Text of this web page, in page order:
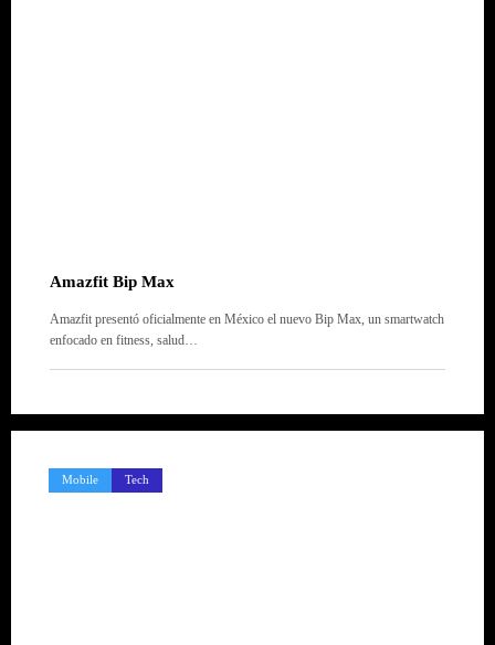
Amazfit Bip Max
Amazfit presentó oficialmente en México el nuevo Bip Max, un smartwatch
enfocado en fitness, salud…
Mobile Tech